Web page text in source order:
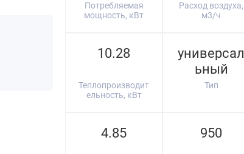
Потребляемая
мощность, кВт
Расход воздуха,
м3/ч
10.28
Теплопроизводит
ельность, кВт
универсал
ьный
Тип
4.85 950